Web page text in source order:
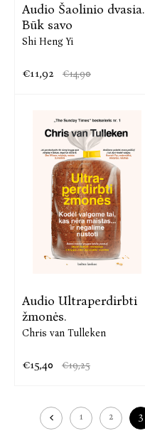
Audio Šaolinio dvasia.
Būk savo
Shi Heng Yi
€11,92 €14,90
Audio Ultraperdirbti
žmonės.
Chris van Tulleken
€15,40 €19,25
1 2 3